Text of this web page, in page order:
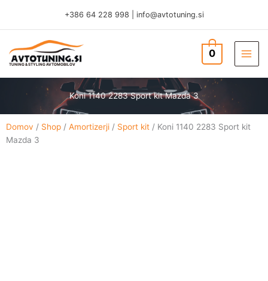
content
+386 64 228 998 info@avtotuning.si
TUNING & STYLING AVTOMOBILOV
0
Koni 1140 2283 Sport kit Mazda 3
Domov / Shop / Amortizerji / Sport kit / Koni 1140 2283 Sport kit
Mazda 3